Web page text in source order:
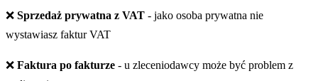
❌ Sprzedaż prywatna z VAT - jako osoba prywatna nie
wystawiasz faktur VAT
❌ Faktura po fakturze - u zleceniodawcy może być problem z